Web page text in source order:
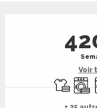
Ouverture et
Voir
Draps et
Lave